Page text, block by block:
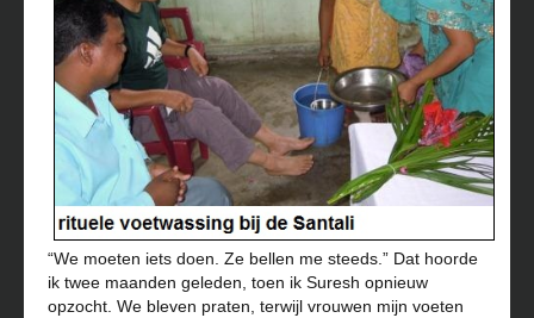
“We moeten iets doen. Ze bellen me steeds.” Dat hoorde
ik twee maanden geleden, toen ik Suresh opnieuw
opzocht. We bleven praten, terwijl vrouwen mijn voeten